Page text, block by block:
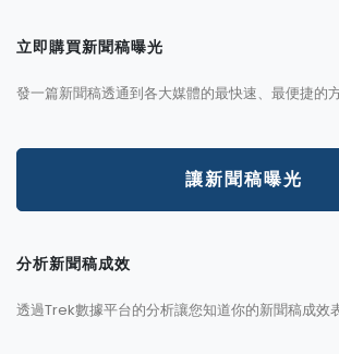
立即購買新聞稿曝光
發一篇新聞稿透通到各大媒體的最快速、最便捷的
讓新聞稿曝光
分析新聞稿成效
透過Trek數據平台的分析讓您知道你的新聞稿成效